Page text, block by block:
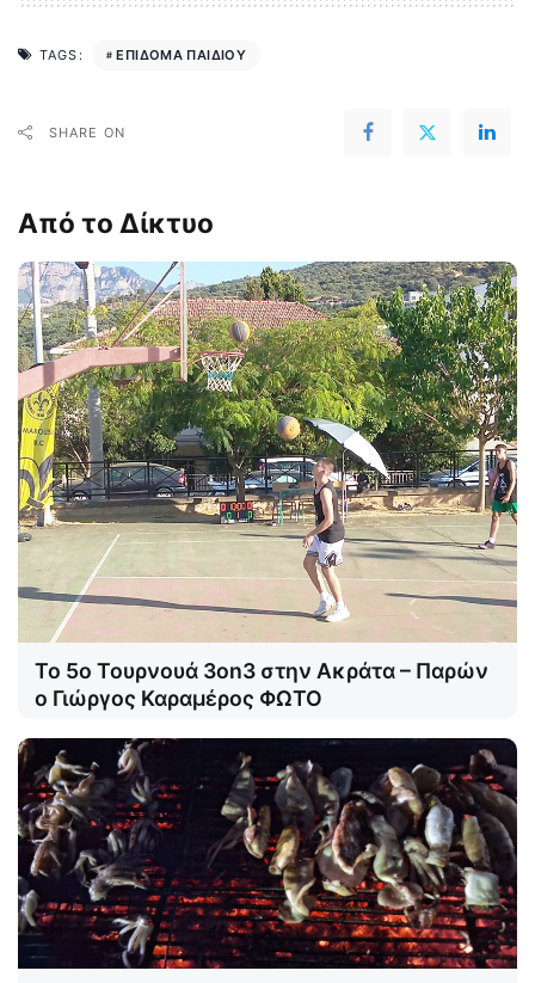
TAGS: ΕΠΙΔΟΜΑ ΠΑΙΔΙΟΥ
SHARE ON
Από το Δίκτυο
Το 5ο Τουρνουά 3on3 στην Ακράτα – Παρών
ο Γιώργος Καραμέρος ΦΩΤΟ